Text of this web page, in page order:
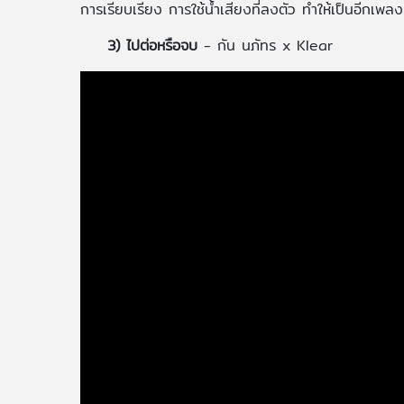
การเรียบเรียง การใช้น้ำเสียงที่ลงตัว ทำให้เป็นอีกเพล
3) ไปต่อหรือจบ- กัน นภัทร x Klear